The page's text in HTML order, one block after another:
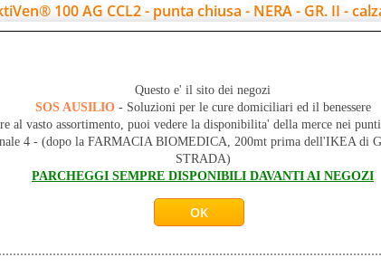
100 AG CCL2 - punta chiusa - NERA - GR. II -
St-Pz
100 AG CCL2 punta chiusa Descrizione del prodotto Pos.
conforme secondo EMAp 100 AG Calze
100 AG CCL2 - punta chiusa - NERA - GR. III -
art.:
ORT-522-21S13
Questo e' il sito dei negozi
SOS AUSILIO- Soluzioni per le cure domiciliari ed il benessere
al vasto assortimento, puoi vedere la disponibilita' della merce nei
4 - (dopo la FARMACIA BIOMEDICA, 200mt prima dell'IKEA di
STRADA)
PARCHEGGI SEMPRE DISPONIBILI DAVANTI AI NEGOZI